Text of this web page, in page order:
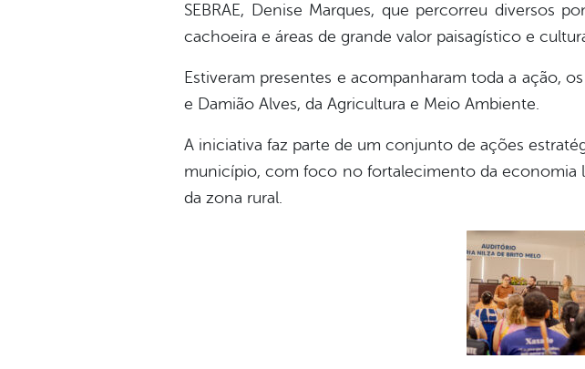
SEBRAE, Denise Marques, que percorreu diversos
cachoeira e áreas de grande valor paisagístico e
Estiveram presentes e acompanharam toda a ação,
e Damião Alves, da Agricultura e Meio Ambiente.
A iniciativa faz parte de um conjunto de ações
município, com foco no fortalecimento da economia
da zona rural.